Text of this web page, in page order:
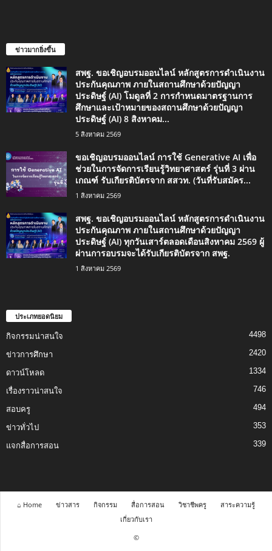
ข่าวมากยิ่งขึ้น
สพฐ. ขอเชิญอบรมออนไลน์ หลักสูตรการดำเนินงาน
ประกันคุณภาพ ภายในสถานศึกษาด้วยปัญญา
ประดิษฐ์ (AI) โมดูลที่ 2 การกำหนดมาตรฐานการ
ศึกษาและเป้าหมายของสถานศึกษาด้วยปัญญา
ประดิษฐ์ (AI) 8 สิงหาคม...
5 สิงหาคม 2569
ขอเชิญอบรมออนไลน์ การใช้ Generative AI เพื่อ
ช่วยในการจัดการเรียนรู้วิทยาศาสตร์ รุ่นที่ 3 ผ่าน
เกณฑ์ รับเกียรติบัตรจาก สสวท. (วันที่รับสมัคร...
1 สิงหาคม 2569
สพฐ. ขอเชิญอบรมออนไลน์ หลักสูตรการดำเนินงาน
ประกันคุณภาพ ภายในสถานศึกษาด้วยปัญญา
ประดิษฐ์ (AI) ทุกวันเสาร์ตลอดเดือนสิงหาคม 2569 ผู้
ผ่านการอบรมจะได้รับเกียรติบัตรจาก สพฐ.
1 สิงหาคม 2569
ประเภทยอดนิยม
กิจกรรมน่าสนใจ 4498
ข่าวการศึกษา 2420
ดาวน์โหลด 1334
เรื่องราวน่าสนใจ 746
สอบครู 494
ข่าวทั่วไป 353
แจกสื่อการสอน 339
⌂ Home ข่าวสาร กิจกรรม สื่อการสอน วิชาชีพครู
สาระความรู้
เกี่ยวกับเรา
©